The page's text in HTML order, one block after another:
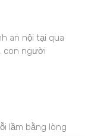
an nội tại qua
con người
lầm bằng lòng